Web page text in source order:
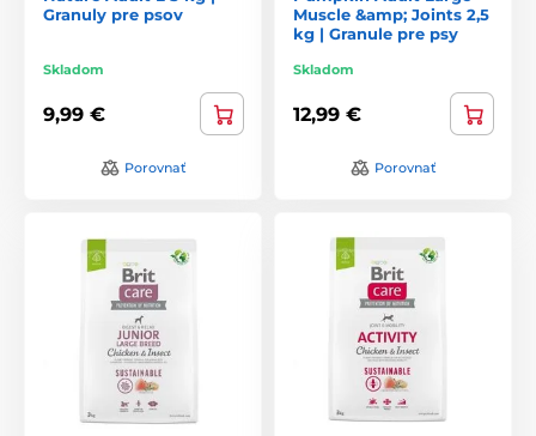
Granuly pre psov
Skladom
9,99 €
Porovnať
Muscle &amp; Joints 2,5
kg | Granule pre psy
Skladom
12,99 €
Porovnať